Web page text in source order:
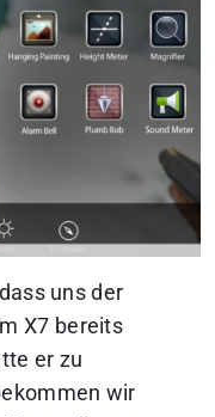
uns der
X7 bereits
er zu
wir